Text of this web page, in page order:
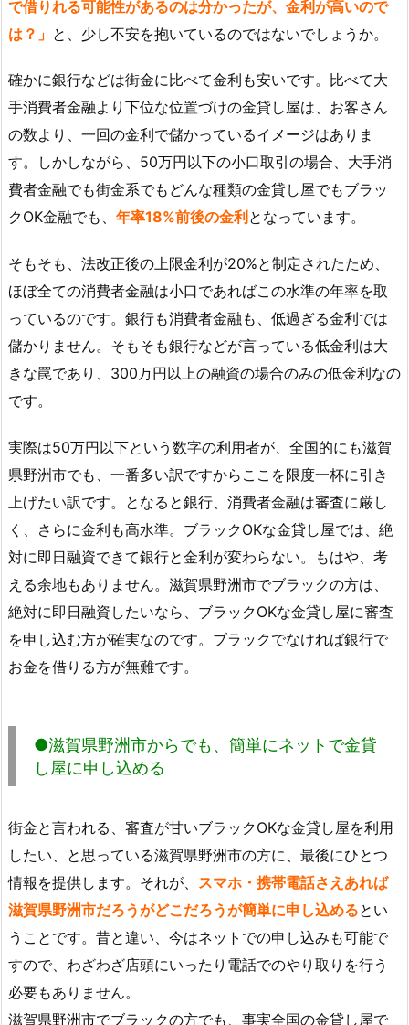
で借りれる可能性があるのは分かったが、金利が高いので
は？」 と、少し不安を抱いているのではないでしょうか。
確かに銀行などは街金に比べて金利も安いです。比べて大
手消費者金融より下位な位置づけの金貸し屋は、お客さん
の数より、一回の金利で儲かっているイメージはありま
す。しかしながら、50万円以下の小口取引の場合、大手消
費者金融でも街金系でもどんな種類の金貸し屋でもブラッ
クOK金融でも、 年率18%前後の金利 となっています。
そもそも、法改正後の上限金利が20%と制定されたため、
ほぼ全ての消費者金融は小口であればこの水準の年率を取
っているのです。銀行も消費者金融も、低過ぎる金利では
儲かりません。そもそも銀行などが言っている低金利は大
きな罠であり、300万円以上の融資の場合のみの低金利なの
です。
実際は50万円以下という数字の利用者が、全国的にも滋賀
県野洲市でも、一番多い訳ですからここを限度一杯に引き
上げたい訳です。となると銀行、消費者金融は審査に厳し
く、さらに金利も高水準。ブラックOKな金貸し屋では、絶
対に即日融資できて銀行と金利が変わらない。もはや、考
える余地もありません。滋賀県野洲市でブラックの方は、
絶対に即日融資したいなら、ブラックOKな金貸し屋に審査
を申し込む方が確実なのです。ブラックでなければ銀行で
お金を借りる方が無難です。
●滋賀県野洲市からでも、簡単にネットで金貸
し屋に申し込める
街金と言われる、審査が甘いブラックOKな金貸し屋を利用
したい、と思っている滋賀県野洲市の方に、最後にひとつ
情報を提供します。それが、 スマホ・携帯電話さえあれば
滋賀県野洲市だろうがどこだろうが簡単に申し込めるとい
うことです。昔と違い、今はネットでの申し込みも可能で
すので、わざわざ店頭にいったり電話でのやり取りを行う
必要もありません。
滋賀県野洲市でブラックの方でも、事実全国の金貸し屋で